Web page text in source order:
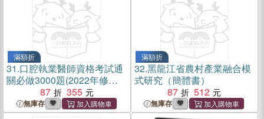
滿額折
31.口腔執業醫師資格考試通
關必做3000題(2022年修訂
版)（簡體書）
87 355
無庫存
滿額折
32.黑龍江省農村產業融合模
式研究（簡體書）
87
512
無庫存